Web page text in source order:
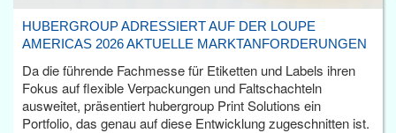
HUBERGROUP ADRESSIERT AUF DER LOUPE
AMERICAS 2026 AKTUELLE MARKTANFORDERUNGEN
Da die führende Fachmesse für Etiketten und Labels ihren
Fokus auf flexible Verpackungen und Faltschachteln
ausweitet, präsentiert hubergroup Print Solutions ein
Portfolio, das genau auf diese Entwicklung zugeschnitten ist.